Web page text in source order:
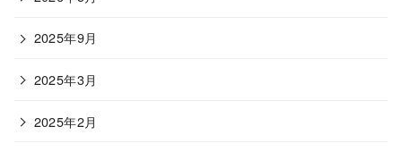
2025年9月
2025年3月
2025年2月